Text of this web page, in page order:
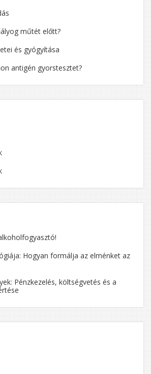
műtét előtt?
és gyógyítása
antigén gyorstesztet?
Hogyan formálja az elménket az
Pénzkezelés, költségvetés és a